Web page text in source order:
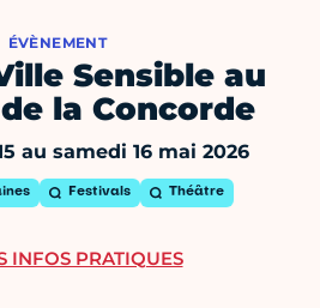
ÉVÈNEMENT
Sensible au
la Concorde
au samedi 16 mai 2026
Festivals Théâtre
INFOS PRATIQUES